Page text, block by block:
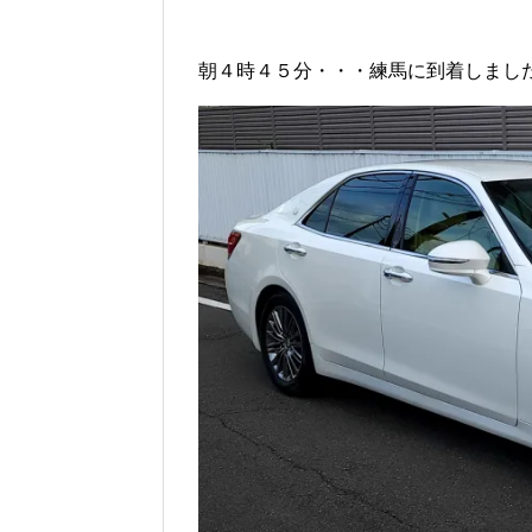
朝４時４５分・・・練馬に到着しまし